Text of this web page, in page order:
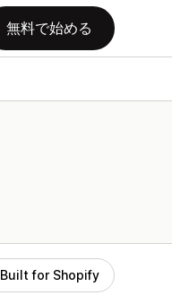
無料で始める
Built for Shopify